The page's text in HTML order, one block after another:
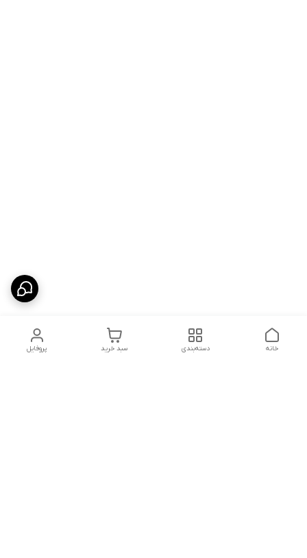
پروفایل سبد خرید دسته‌بندی خانه